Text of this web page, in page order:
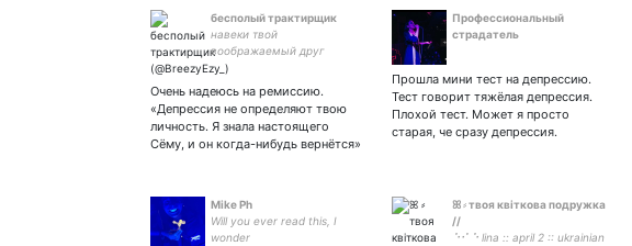
бесполый трактирщик
навеки твой
воображаемый друг
Очень надеюсь на ремиссию.
«Депрессия не определяют твою
личность. Я знала настоящего
Сёму, и он когда-нибудь вернётся»
Профессиональный
страдатель
Прошла мини тест на депрессию.
Тест говорит тяжёлая депрессия.
Плохой тест. Может я просто
старая, че сразу депрессия.
Mike Ph
Will you ever read this, I
wonder
ꕤ ⸗ твоя квіткова подружка
//
⠑⠊ ⠑ lina :: april 2 :: ukrainian